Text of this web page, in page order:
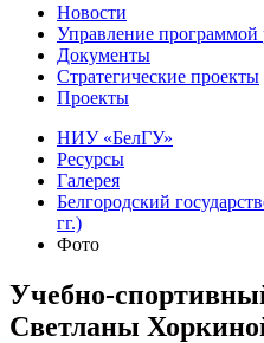
Новости
Управление программой
Документы
Стратегические проекты
Проекты
НИУ «БелГУ»
Ресурсы
Галерея
Белгородский
гг.)
Фото
Учебно-
Светланы